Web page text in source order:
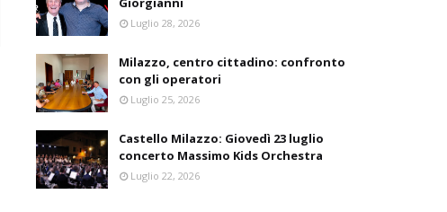
Luglio 28, 2026
Milazzo, centro cittadino: confronto
con gli operatori
Luglio 25, 2026
Castello Milazzo: Giovedì 23 luglio
concerto Massimo Kids Orchestra
Luglio 22, 2026